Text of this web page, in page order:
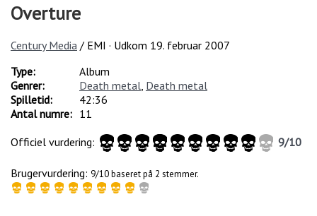
Overture
Century Media / EMI · Udkom 19. februar 2007
Type:
Album
Genrer:
Death metal Death metal
Spilletid:
42:36
Antal numre: 11
Officiel vurdering:
9/10
Brugervurdering: 9/10 baseret på 2 stemmer.